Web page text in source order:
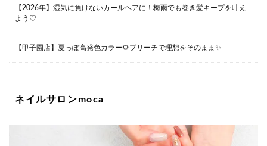
ビル1F
Lee四ツ橋店
ｓａｎｔビルＢ１Ｆ
06-6537-9791
【2026年】湿気に負けないカールヘアに！梅雨でも巻き髪キープを叶え
よう♡
【甲子園店】夏っぽ高発色カラー🌻ブリーチで理想をそのまま✨
ネイルサロンmoca